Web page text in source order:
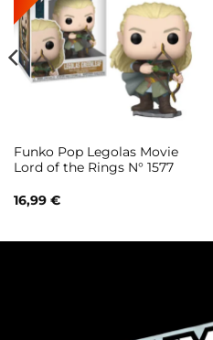
Funko Pop Legolas Movie
Lord of the Rings N° 1577
16,99 €